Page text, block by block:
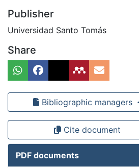
Publisher
Universidad Santo Tomás
Share
Bibliographic managers
Cite document
PDF documents